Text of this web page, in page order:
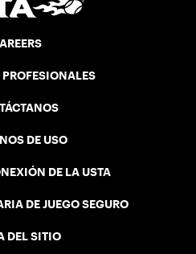
PROFESIONALES
DE USO
DE LA USTA
DE JUEGO SEGURO
DEL SITIO